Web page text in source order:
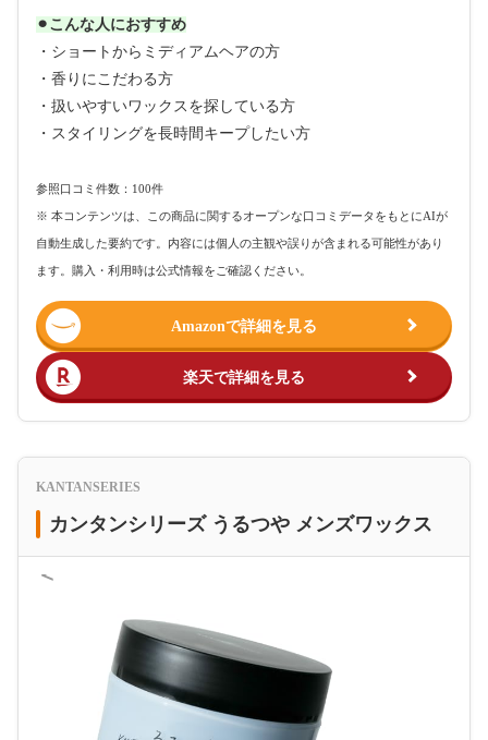
⚫︎こんな人におすすめ
・ショートからミディアムヘアの方
・香りにこだわる方
・扱いやすいワックスを探している方
・スタイリングを長時間キープしたい方
参照口コミ件数：100件
※ 本コンテンツは、この商品に関するオープンな口コミデータをもとにAIが
自動生成した要約です。内容には個人の主観や誤りが含まれる可能性があり
ます。購入・利用時は公式情報をご確認ください。
Amazonで詳細を見る
楽天で詳細を見る
KANTANSERIES
カンタンシリーズ うるつや メンズワックス
＜